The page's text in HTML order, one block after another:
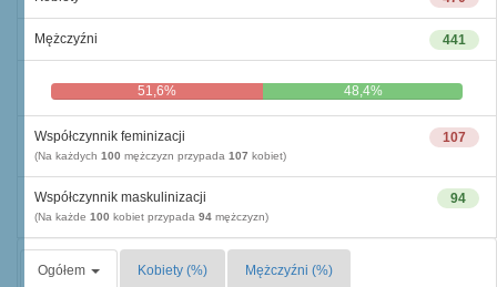
441
Mężczyźni
51,6% 48,4%
107
Współczynnik feminizacji
(Na każdych 100 mężczyzn przypada 107 kobiet)
94
Współczynnik maskulinizacji
(Na każde 100 kobiet przypada 94 mężczyzn)
Ogółem Kobiety (%) Mężczyźni (%)